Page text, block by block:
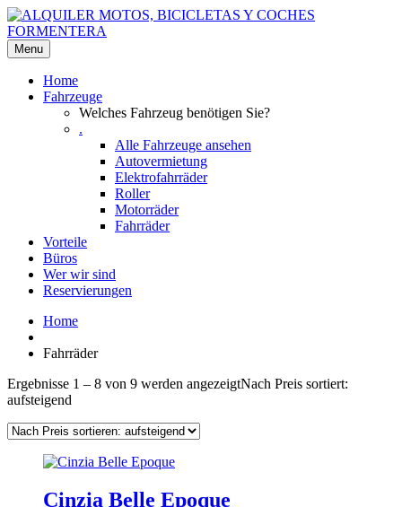
Menu
Home
Fahrzeuge
Welches Fahrzeug benötigen Sie?
.
Alle Fahrzeuge ansehen
Autovermietung
Elektrofahrräder
Roller
Motorräder
Fahrräder
Vorteile
Büros
Wer wir sind
Reservierungen
Home
Fahrräder
Ergebnisse 1 – 8 von 9 werden angezeigtNach Preis sortiert:
aufsteigend
Cinzia Belle Epoque